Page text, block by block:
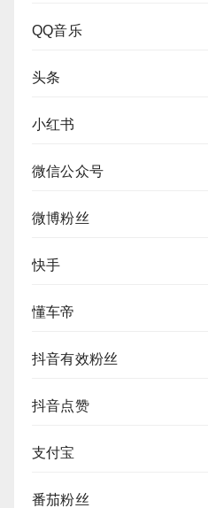
QQ音乐
头条
小红书
微信公众号
微博粉丝
快手
懂车帝
抖音有效粉丝
抖音点赞
支付宝
番茄粉丝